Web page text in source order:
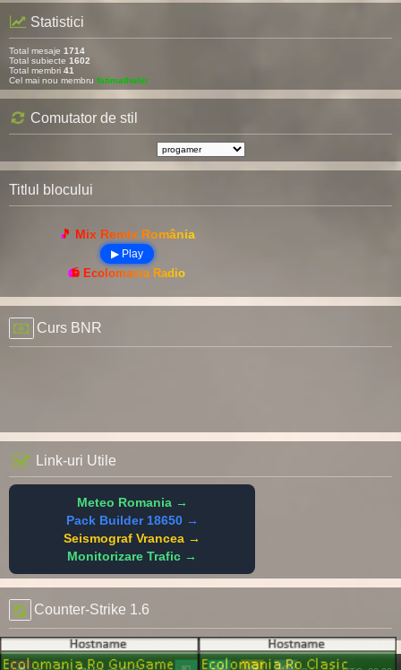
Statistici
Total mesaje 1714
Total subiecte 1602
Total membri 41
Cel mai nou membru fatimathahir
Comutator de stil
Titlul blocului
🎵 Mix Remix România
▶ Play
📻 Ecolomania Radio
Curs BNR
Link-uri Utile
Meteo Romania →
Pack Builder 18650 →
Seismograf Vrancea →
Monitorizare Trafic →
Counter-Strike 1.6